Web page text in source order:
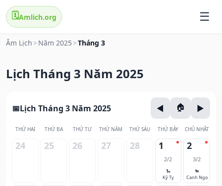
🗓️Amlich.org
Âm Lịch > Năm 2025 >Tháng 3
Lịch Tháng 3 Năm 2025
Lịch Tháng 3 Năm 2025
THỨ HAI THỨ BA THỨ TƯ THỨ NĂM THỨ SÁU THỨ BẢY CHỦ NHẬT
24 25 26 27 28 1
2/2
🐍
Kỷ Tỵ
2
3/2
🐎
Canh Ngọ